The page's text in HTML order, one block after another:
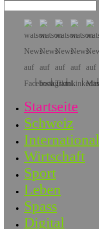
Startseite
Schweiz
International
Wirtschaft
Sport
Leben
Spass
Digital